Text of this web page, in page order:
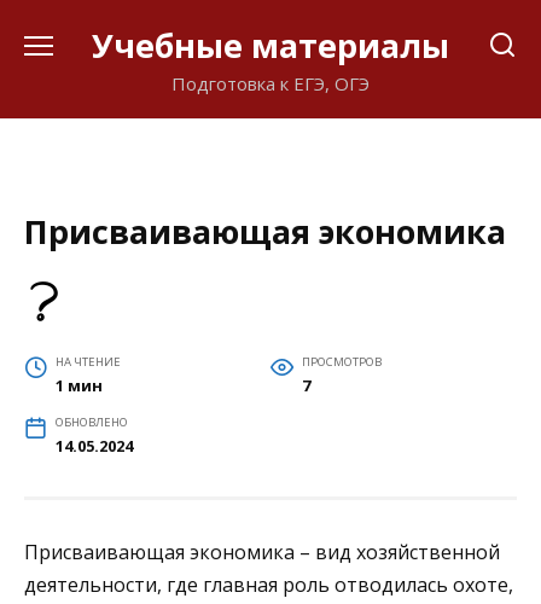
Учебные материалы
Подготовка к ЕГЭ, ОГЭ
Присваивающая экономика
НА ЧТЕНИЕ
1 мин
ПРОСМОТРОВ
7
ОБНОВЛЕНО
14.05.2024
Присваивающая экономика – вид хозяйственной
деятельности, где главная роль отводилась охоте,